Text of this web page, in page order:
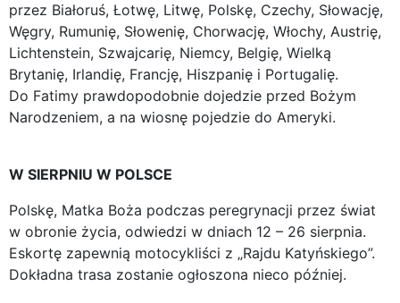
przez Białoruś, Łotwę, Litwę, Polskę, Czechy, Słowację,
Węgry, Rumunię, Słowenię, Chorwację, Włochy, Austrię,
Lichtenstein, Szwajcarię, Niemcy, Belgię, Wielką
Brytanię, Irlandię, Francję, Hiszpanię i Portugalię.
Do Fatimy prawdopodobnie dojedzie przed Bożym
Narodzeniem, a na wiosnę pojedzie do Ameryki.
W SIERPNIU W POLSCE
Polskę, Matka Boża podczas peregrynacji przez świat
w obronie życia, odwiedzi w dniach 12 – 26 sierpnia.
Eskortę zapewnią motocykliści z „Rajdu Katyńskiego”.
Dokładna trasa zostanie ogłoszona nieco później.